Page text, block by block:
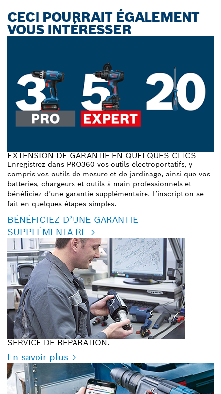
CECI POURRAIT ÉGALEMENT
VOUS INTÉRESSER
EXTENSION DE GARANTIE EN QUELQUES CLICS
Enregistrez dans PRO360 vos outils électroportatifs, y
compris vos outils de mesure et de jardinage, ainsi que vos
batteries, chargeurs et outils à main professionnels et
bénéficiez d’une garantie supplémentaire. L’inscription se
fait en quelques étapes simples.
BÉNÉFICIEZ D’UNE GARANTIE
SUPPLÉMENTAIRE
SERVICE DE RÉPARATION.
En savoir plus